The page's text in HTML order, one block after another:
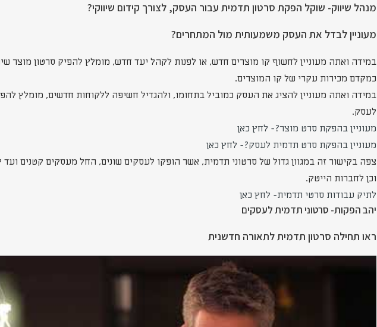
מנהל שיווק- שוקל הפקת סרטון תדמית עבור העסק, לצורך קידום שיווקי?
מעוניין לבדל את העסק משמעותית מול המתחרים?
במידה ואתה מעוניין לחשוף קו מוצרים חדש, או לפנות לקהל יעד חדש, מומלץ להפיק סרטון מוצר
כמקדם מכירות עקרי של קו המוצרים.
במידה ואתה מעוניין להציג את העסק כמוביל בתחומו, ולהגדיל חשיפה ללקוחות חדשים, מומלץ
לעסק.
מעוניין בהפקת סרט מוצר?- לחץ כאן
מעוניין בהפקת סרט תדמית לעסק?- לחץ כאן
צפה בקישור זה במגוון גדול של סרטוני תדמית, אשר הופקו לעסקים שונים, החל מעסקים קטנים
וכן לחברות הייטק.
לתיק עבודות סרטי תדמית- לחץ כאן
יהב הפקות- סרטוני תדמית לעסקים
ראו תחילה סרטון תדמית לתאורה חדשנית